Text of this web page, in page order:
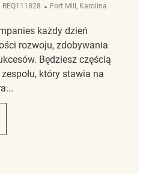
ReqId
REQ111828 Lokalizacja
Fort Mill, Karolina
każdy dzień
rozwoju, zdobywania
Będziesz częścią
który stawia na
Associate REQ111828
/ Cashier Associate